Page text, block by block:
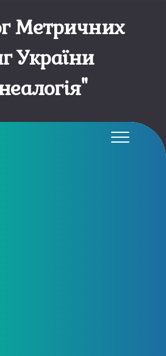
Метричних
України